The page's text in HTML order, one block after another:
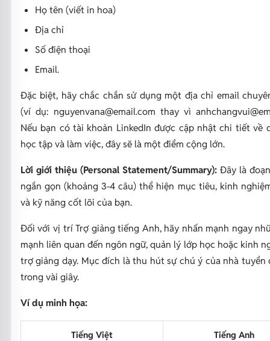
Họ tên (viết in hoa)
Địa chỉ
Số điện thoại
Email.
Đặc biệt, hãy chắc chắn sử dụng một địa chỉ email
(ví dụ: nguyenvana@email.com thay vì
Nếu bạn có tài khoản LinkedIn được cập nhật chi tiết về
học tập và làm việc, đây sẽ là một điểm cộng lớn.
Lời giới thiệu (Personal Statement/Summary):Đây là
ngắn gọn (khoảng 3-4 câu) thể hiện mục tiêu, kinh
và kỹ năng cốt lõi của bạn.
Đối với vị trí Trợ giảng tiếng Anh, hãy nhấn mạnh ngay
mạnh liên quan đến ngôn ngữ, quản lý lớp học hoặc kinh
trợ giảng dạy. Mục đích là thu hút sự chú ý của nhà tuyển
trong vài giây.
Ví dụ minh họa:
Tiếng Việt Tiếng Anh